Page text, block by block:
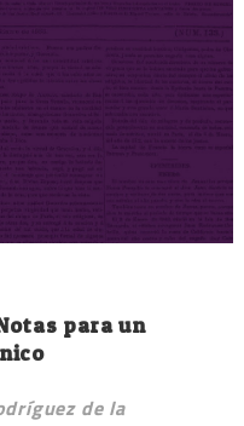
para un
de la